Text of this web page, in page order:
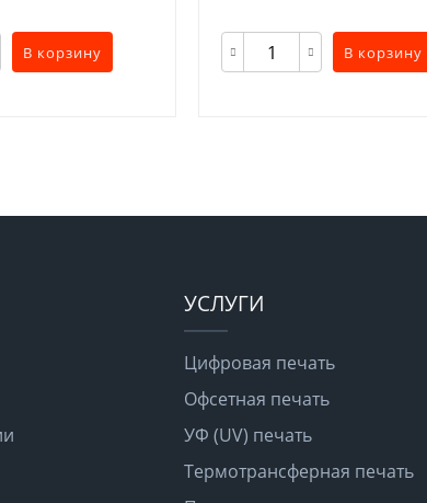
В корзину В корзину
УСЛУГИ
Цифровая печать
Офсетная печать
УФ (UV) печать
Термотрансферная печать